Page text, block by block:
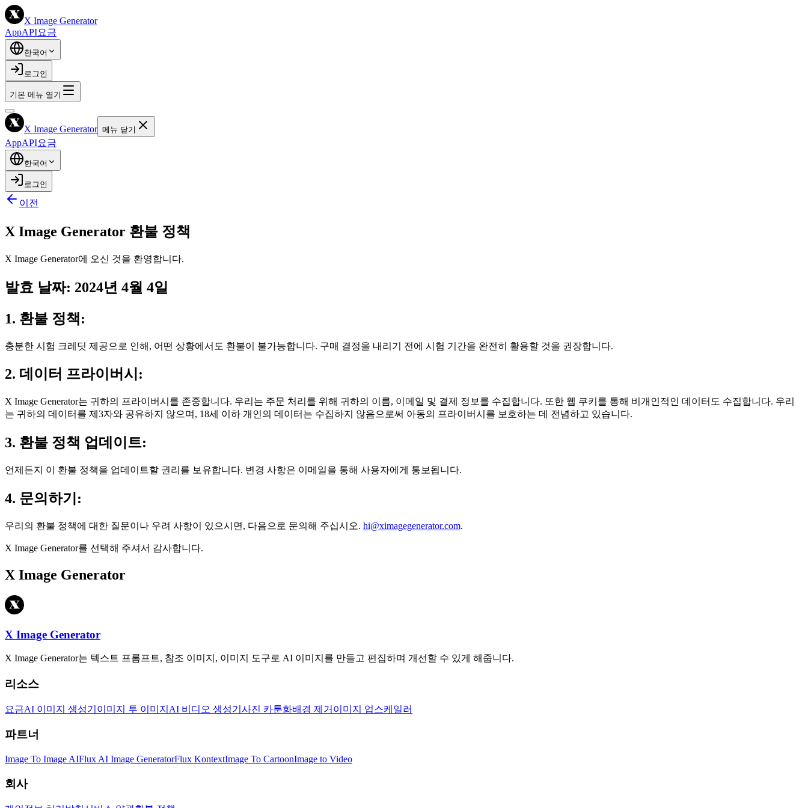
X Image Generator
AppAPI요금
한국어
로그인
기본 메뉴 열기
X Image Generator 메뉴 닫기
AppAPI요금
한국어
로그인
이전
X Image Generator 환불 정책
X Image Generator에 오신 것을 환영합니다.
발효 날짜: 2024년 4월 4일
1. 환불 정책:
충분한 시험 크레딧 제공으로 인해, 어떤 상황에서도 환불이 불가능합니다. 구매 결정을 내리기 전에 시험 기간을 완전히 활용할 것을 권장합니다.
2. 데이터 프라이버시:
X Image Generator는 귀하의 프라이버시를 존중합니다. 우리는 주문 처리를 위해 귀하의 이름, 이메일 및 결제 정보를 수집합니다. 또한 웹 쿠키를 통해 비개인적인 데이터도 수집합니다. 우리
는 귀하의 데이터를 제3자와 공유하지 않으며, 18세 이하 개인의 데이터는 수집하지 않음으로써 아동의 프라이버시를 보호하는 데 전념하고 있습니다.
3. 환불 정책 업데이트:
언제든지 이 환불 정책을 업데이트할 권리를 보유합니다. 변경 사항은 이메일을 통해 사용자에게 통보됩니다.
4. 문의하기:
우리의 환불 정책에 대한 질문이나 우려 사항이 있으시면, 다음으로 문의해 주십시오. hi@ximagegenerator.com.
X Image Generator를 선택해 주셔서 감사합니다.
X Image Generator
X Image Generator
X Image Generator는 텍스트 프롬프트, 참조 이미지, 이미지 도구로 AI 이미지를 만들고 편집하며 개선할 수 있게 해줍니다.
리소스
요금AI 이미지 생성기 이미지 투 이미지 AI 비디오 생성기 사진 카툰화배경 제거 이미지 업스케일러
파트너
Image To Image AIFlux AI Image GeneratorFlux KontextImage To CartoonImage to Video
회사